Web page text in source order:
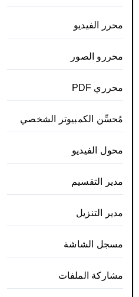
محرر الفيديو
محررو الصور
محرري PDF
مُحسِّن الكمبيوتر الشخصي
محول الفيديو
مدير التقسيم
مدير التنزيل
مسجل الشاشة
مشاركة الملفات